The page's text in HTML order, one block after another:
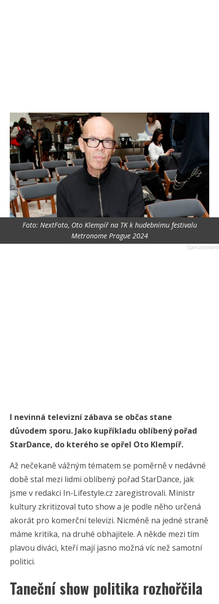
Foto: NextFoto, Oto Klempíř na TK k hudebnímu festivalu
Metronome Prague 2024
I nevinná televizní zábava se občas stane
důvodem sporu. Jako kupříkladu oblíbený pořad
StarDance, do kterého se opřel Oto Klempíř.
Až nečekaně vážným tématem se poměrně v nedávné
době stal mezi lidmi oblíbený pořad StarDance, jak
jsme v redakci In-Lifestyle.cz zaregistrovali. Ministr
kultury zkritizoval tuto show a je podle něho určená
akorát pro komerční televizi. Nicméně na jedné straně
máme kritika, na druhé obhajitele. A někde mezi tím
plavou diváci, kteří mají jasno možná víc než samotní
politici.
Taneční show politika rozhořčila